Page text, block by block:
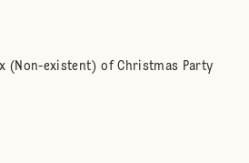
(Non-existent) of Christmas Party